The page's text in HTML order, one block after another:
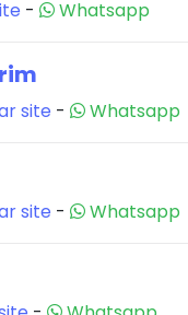
- Whatsapp
site - Whatsapp
site - Whatsapp